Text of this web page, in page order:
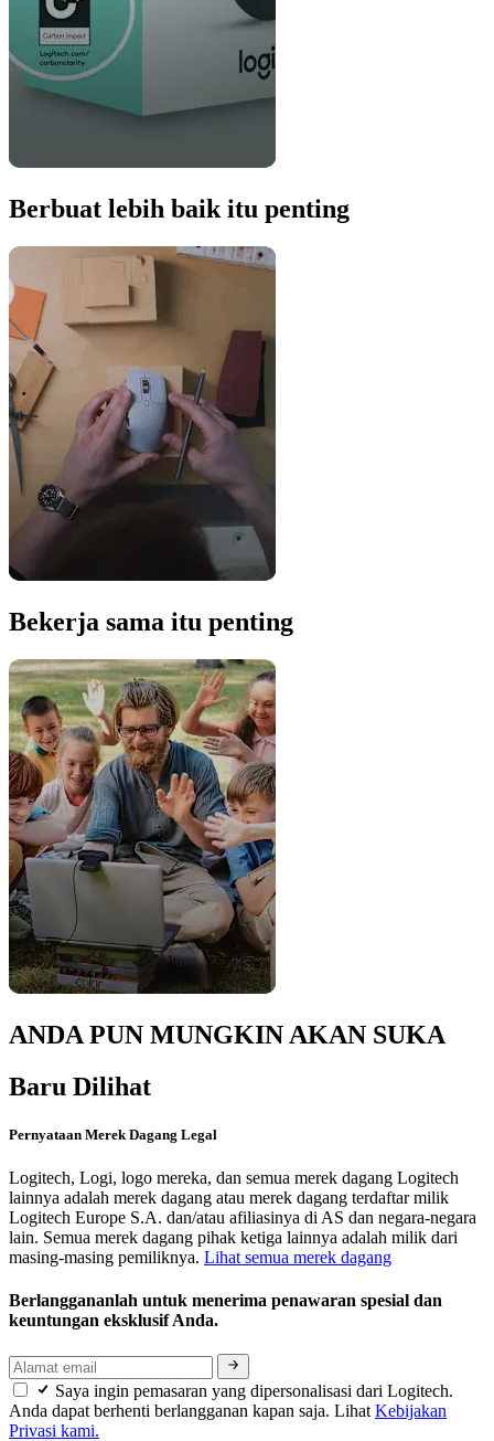
Berbuat lebih baik itu penting
Bekerja sama itu penting
ANDA PUN MUNGKIN AKAN SUKA
Baru Dilihat
Pernyataan Merek Dagang Legal
Logitech, Logi, logo mereka, dan semua merek dagang Logitech
lainnya adalah merek dagang atau merek dagang terdaftar milik
Logitech Europe S.A. dan/atau afiliasinya di AS dan negara-negara
lain. Semua merek dagang pihak ketiga lainnya adalah milik dari
masing-masing pemiliknya. Lihat semua merek dagang
Berlanggananlah untuk menerima penawaran spesial dan
keuntungan eksklusif Anda.
Saya ingin pemasaran yang dipersonalisasi dari Logitech.
Anda dapat berhenti berlangganan kapan saja. Lihat Kebijakan
Privasi kami.